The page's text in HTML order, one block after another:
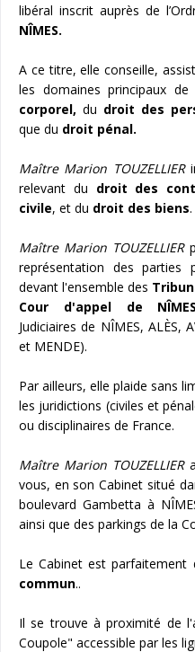
libéral inscrit auprès de
NÎMES.
A ce titre, elle conseille,
les domaines principaux de
corporel, du droit des
que du droit pénal.
Maître Marion TOUZELLIER
relevant du droit des
civile, et du droit des biens.
Maître Marion TOUZELLIER
représentation des parties
devant l'ensemble des
Cour d'appel de NÎMES
Judiciaires de NÎMES, ALÈS,
et MENDE).
Par ailleurs, elle plaide sans
les juridictions (civiles et
ou disciplinaires de France.
Maître Marion TOUZELLIER
vous, en son Cabinet situé
boulevard Gambetta à
ainsi que des parkings de la
Le Cabinet est parfaitement
commun..
Il se trouve à proximité de
Coupole" accessible par les